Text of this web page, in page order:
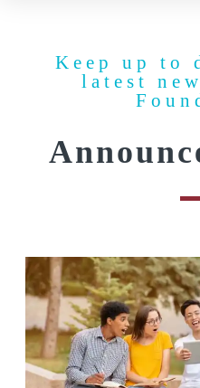
Keep up to
latest